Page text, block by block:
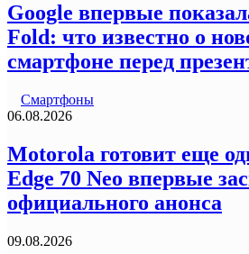
Google впервые
Fold: что известно о
смартфоне перед
Смартфоны
06.08.2026
Motorola готовит еще
Edge 70 Neo впервые
официального анонса
09.08.2026